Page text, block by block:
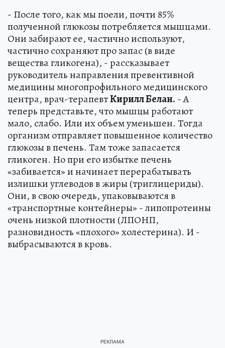
- После того, как мы поели, почти 85%
полученной глюкозы потребляется мышцами.
Они забирают ее, частично используют,
частично сохраняют про запас (в виде
вещества гликогена), - рассказывает
руководитель направления превентивной
медицины многопрофильного медицинского
центра, врач-терапевтКирилл Белан. - А
теперь представьте, что мышцы работают
мало, слабо. Или их объем уменьшен. Тогда
организм отправляет повышенное количество
глюкозы в печень. Там тоже запасается
гликоген. Но при его избытке печень
«забивается» и начинает перерабатывать
излишки углеводов в жиры (триглицериды).
Они, в свою очередь, упаковываются в
«транспортные контейнеры» - липопротеины
очень низкой плотности (ЛПОНП,
разновидность «плохого» холестерина). И -
выбрасываются в кровь.